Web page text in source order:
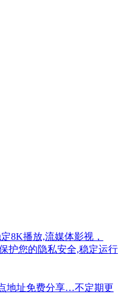
地址免费分享…不定期更